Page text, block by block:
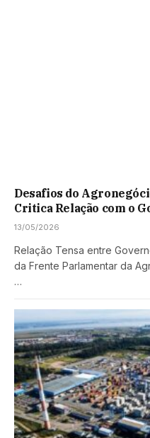
Desafios do
Critica Relação com o
13/05/2026
Relação Tensa entre
da Frente Parlamentar da
…